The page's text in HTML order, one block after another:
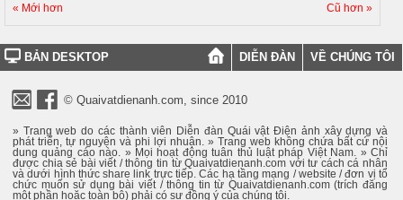
« Mới hơn Cũ hơn »
BẢN DESKTOP DIỄN ĐÀN VỀ CHÚNG TÔI
© Quaivatdienanh.com, since 2010
» Trang web do các thành viên Diễn đàn Quái vật Điện ảnh xây dựng và
phát triển, tự nguyện và phi lợi nhuận. » Trang web không chứa bất cứ nội
dung quảng cáo nào. » Mọi hoạt động tuân thủ luật pháp Việt Nam. » Chỉ
được chia sẻ bài viết / thông tin từ Quaivatdienanh.com với tư cách cá nhân
và dưới hình thức share link trực tiếp. Các hạ tầng mạng / website / đơn vị tổ
chức muốn sử dụng bài viết / thông tin từ Quaivatdienanh.com (trích đăng
một phần hoặc toàn bộ) phải có sự đồng ý của chúng tôi.